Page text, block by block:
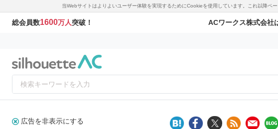
当Webサイトはよりよいユーザー体験を実現するためにCookieを使用しています。これ以降ペ
総会員数1600万人突破！ ACワークス株式会社
広告を非表示にする